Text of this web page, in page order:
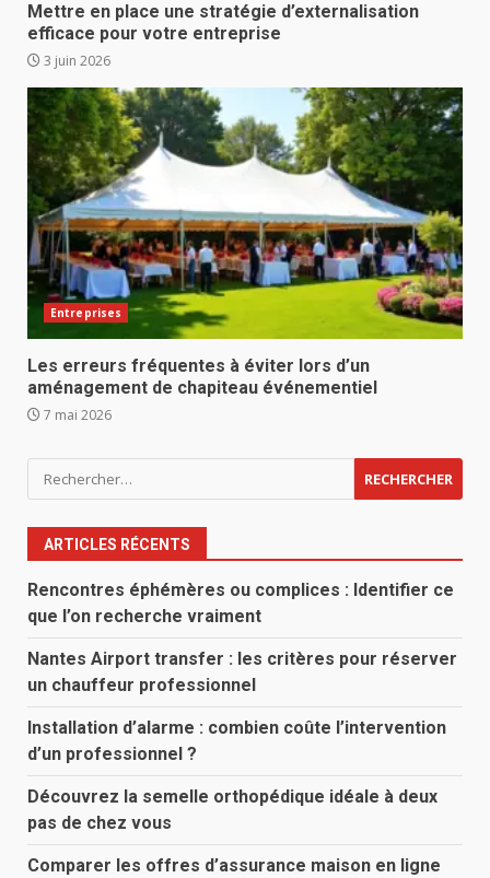
Mettre en place une stratégie d’externalisation
efficace pour votre entreprise
3 juin 2026
Entreprises
Les erreurs fréquentes à éviter lors d’un
aménagement de chapiteau événementiel
7 mai 2026
Rechercher :
ARTICLES RÉCENTS
Rencontres éphémères ou complices : Identifier ce
que l’on recherche vraiment
Nantes Airport transfer : les critères pour réserver
un chauffeur professionnel
Installation d’alarme : combien coûte l’intervention
d’un professionnel ?
Découvrez la semelle orthopédique idéale à deux
pas de chez vous
Comparer les offres d’assurance maison en ligne